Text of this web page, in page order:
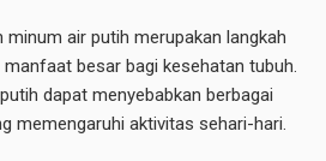
minum air putih merupakan langkah
besar bagi kesehatan tubuh.
dapat menyebabkan berbagai
memengaruhi aktivitas sehari-hari.